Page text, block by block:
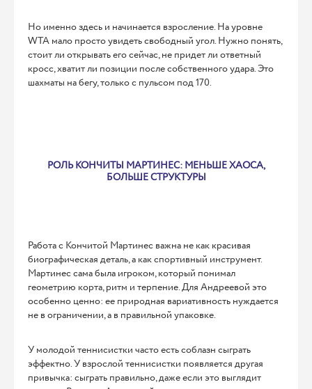
Но именно здесь и начинается взросление. На уровне
WTA мало просто увидеть свободный угол. Нужно понять,
стоит ли открывать его сейчас, не придет ли ответный
кросс, хватит ли позиции после собственного удара. Это
шахматы на бегу, только с пульсом под 170.
РОЛЬ КОНЧИТЫ МАРТИНЕС: МЕНЬШЕ ХАОСА,
БОЛЬШЕ СТРУКТУРЫ
Работа с Кончитой Мартинес важна не как красивая
биографическая деталь, а как спортивный инструмент.
Мартинес сама была игроком, который понимал
геометрию корта, ритм и терпение. Для Андреевой это
особенно ценно: ее природная вариативность нуждается
не в ограничении, а в правильной упаковке.
У молодой теннисистки часто есть соблазн сыграть
эффектно. У взрослой теннисистки появляется другая
привычка: сыграть правильно, даже если это выглядит